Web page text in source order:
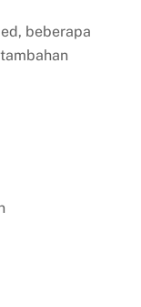
beberapa